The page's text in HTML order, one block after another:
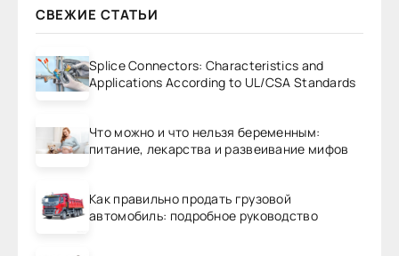
СВЕЖИЕ СТАТЬИ
Splice Connectors: Characteristics and
Applications According to UL/CSA Standards
Что можно и что нельзя беременным:
питание, лекарства и развеивание мифов
Как правильно продать грузовой
автомобиль: подробное руководство